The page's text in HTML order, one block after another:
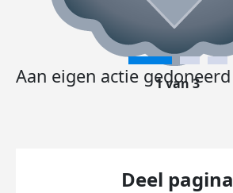
Aan eigen actie gedoneerd
1 van 3
Deel pagina